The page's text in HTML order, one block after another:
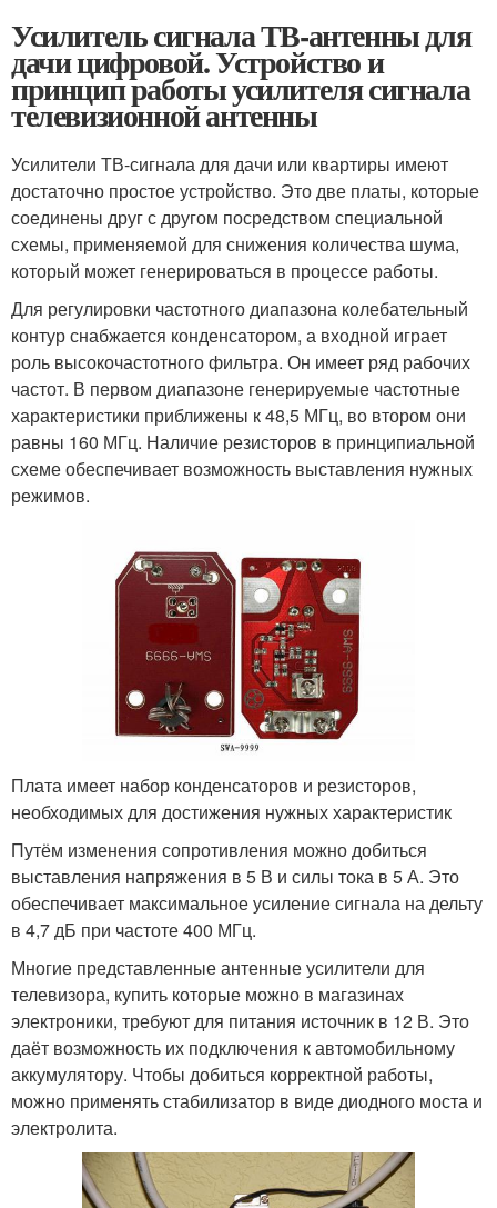
Усилитель сигнала ТВ-антенны для
дачи цифровой. Устройство и
принцип работы усилителя сигнала
телевизионной антенны
Усилители ТВ-сигнала для дачи или квартиры имеют
достаточно простое устройство. Это две платы, которые
соединены друг с другом посредством специальной
схемы, применяемой для снижения количества шума,
который может генерироваться в процессе работы.
Для регулировки частотного диапазона колебательный
контур снабжается конденсатором, а входной играет
роль высокочастотного фильтра. Он имеет ряд рабочих
частот. В первом диапазоне генерируемые частотные
характеристики приближены к 48,5 МГц, во втором они
равны 160 МГц. Наличие резисторов в принципиальной
схеме обеспечивает возможность выставления нужных
режимов.
Плата имеет набор конденсаторов и резисторов,
необходимых для достижения нужных характеристик
Путём изменения сопротивления можно добиться
выставления напряжения в 5 В и силы тока в 5 А. Это
обеспечивает максимальное усиление сигнала на дельту
в 4,7 дБ при частоте 400 МГц.
Многие представленные антенные усилители для
телевизора, купить которые можно в магазинах
электроники, требуют для питания источник в 12 В. Это
даёт возможность их подключения к автомобильному
аккумулятору. Чтобы добиться корректной работы,
можно применять стабилизатор в виде диодного моста и
электролита.